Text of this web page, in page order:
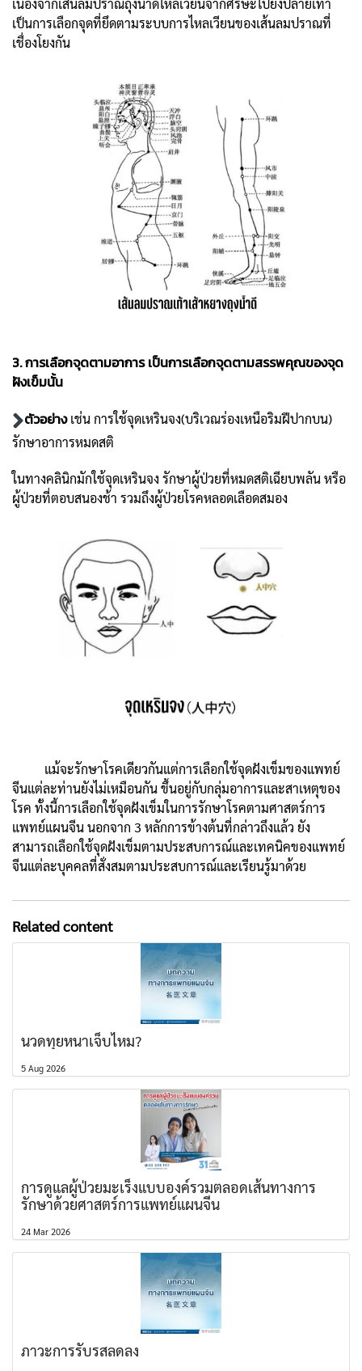
เนื่องจากเส้นลมปราณถุงน้ำดีไหลเวียนจากศีรษะไปยังปลายเท้า
เป็นการเลือกจุดที่ยึดตามระบบการไหลเวียนของเส้นลมปราณที่
เชื่องโยงกัน
3. การเลือกจุดตามอาการ เป็นการเลือกจุดตามสรรพคุณของจุด
ฝังเข็มนั้น
ตัวอย่างเช่น การใช้จุดเหรินจง(บริเวณร่องเหนือริมฝีปากบน)
รักษาอาการหมดสติ
ในทางคลินิกมักใช้จุดเหรินจง รักษาผู้ป่วยที่หมดสติเฉียบพลัน หรือ
ผู้ป่วยที่ตอบสนองช้า รวมถึงผู้ป่วยโรคหลอดเลือดสมอง
แม้จะรักษาโรคเดียวกันแต่การเลือกใช้จุดฝังเข็มของแพทย์
จีนแต่ละท่านยังไม่เหมือนกัน ขึ้นอยู่กับกลุ่มอาการและสาเหตุของ
โรค ทั้งนี้การเลือกใช้จุดฝังเข็มในการรักษาโรคตามศาสตร์การ
แพทย์แผนจีน นอกจาก 3 หลักการข้างต้นที่กล่าวถึงแล้ว ยัง
สามารถเลือกใช้จุดฝังเข็มตามประสบการณ์และเทคนิคของแพทย์
จีนแต่ละบุคคลที่สั่งสมตามประสบการณ์และเรียนรู้มาด้วย
Related content
นวดทุยหนาเจ็บไหม?
5 Aug 2026
การดูแลผู้ป่วยมะเร็งแบบองค์รวมตลอดเส้นทางการ
รักษาด้วยศาสตร์การแพทย์แผนจีน
24 Mar 2026
ภาวะการรับรสลดลง